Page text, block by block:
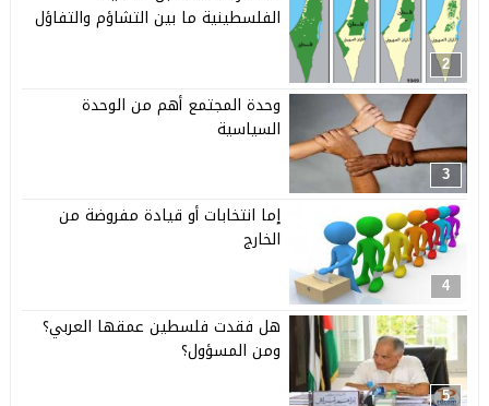
2
الفلسطينية ما بين التشاؤم والتفاؤل
3
وحدة المجتمع أهم من الوحدة
السياسية
4
إما انتخابات أو قيادة مفروضة من
الخارج
5
هل فقدت فلسطين عمقها العربي؟
ومن المسؤول؟